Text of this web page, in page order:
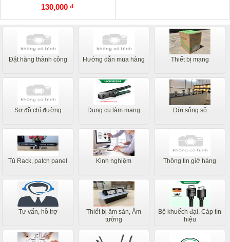
130,000 ₫
Đặt hàng thành công Hướng dẫn mua hàng Thiết bị mạng
Sơ đồ chỉ đường Dụng cụ làm mạng Đời sống số
Tủ Rack, patch panel Kinh nghiệm Thông tin giở hàng
Tư vấn, hỗ trợ
Thiết bị âm sàn, Âm
tường
Bộ khuếch đại, Cáp tín
hiệu